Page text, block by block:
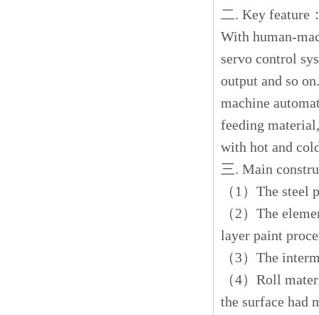
二. Key feature
With human-
servo control
output and so
machine
feeding
with hot and
三. Main
（1）The steel
（2）The
layer paint
（3）The
（4）Roll
the surface had